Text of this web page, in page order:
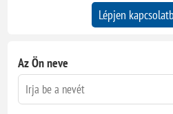
Lépjen
Az Ön neve